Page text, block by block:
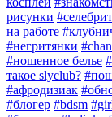
рисунки
на работе
#негритянки
#ношенное белье
такое slyclub?
#афродизиак
#блогер #bdsm